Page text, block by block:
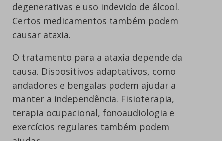
degenerativas e uso indevido de álcool.
Certos medicamentos também podem
causar ataxia.
O tratamento para a ataxia depende da
causa. Dispositivos adaptativos, como
andadores e bengalas podem ajudar a
manter a independência. Fisioterapia,
terapia ocupacional, fonoaudiologia e
exercícios regulares também podem